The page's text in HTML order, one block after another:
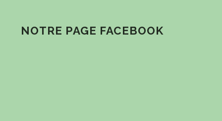
NOTRE PAGE FACEBOOK